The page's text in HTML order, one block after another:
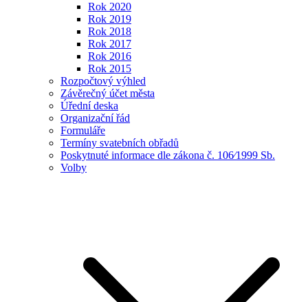
Rok 2020
Rok 2019
Rok 2018
Rok 2017
Rok 2016
Rok 2015
Rozpočtový výhled
Závěrečný účet města
Úřední deska
Organizační řád
Formuláře
Termíny svatebních obřadů
Poskytnuté informace dle zákona č. 106⁄1999 Sb.
Volby